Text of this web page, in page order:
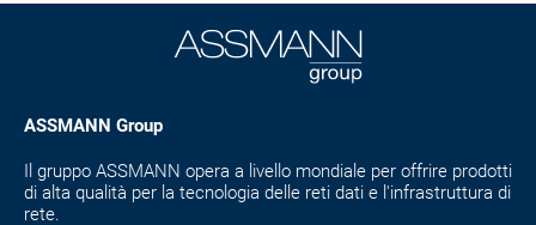
ASSMANN Group
Il gruppo ASSMANN opera a livello mondiale per offrire prodotti
di alta qualità per la tecnologia delle reti dati e l'infrastruttura di
rete.